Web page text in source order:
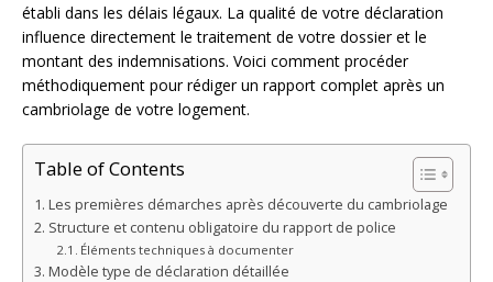
établi dans les délais légaux. La qualité de votre déclaration
influence directement le traitement de votre dossier et le
montant des indemnisations. Voici comment procéder
méthodiquement pour rédiger un rapport complet après un
cambriolage de votre logement.
Table of Contents
Les premières démarches après découverte du cambriolage
Structure et contenu obligatoire du rapport de police
Éléments techniques à documenter
Modèle type de déclaration détaillée